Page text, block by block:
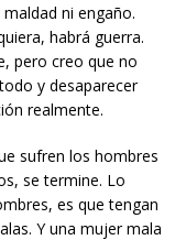
ni engaño.
habrá guerra.
pero creo que no
y desaparecer
realmente.
sufren los hombres
se termine. Lo
es que tengan
Y una mujer mala